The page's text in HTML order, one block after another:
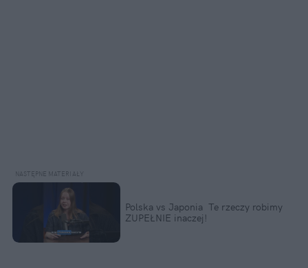
Polska vs Japonia  Te rzeczy robimy
ZUPEŁNIE inaczej!